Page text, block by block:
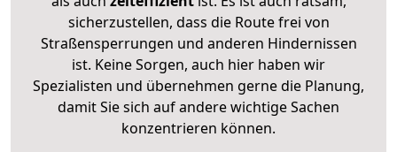
sicherzustellen, dass die Route frei von
Straßensperrungen und anderen Hindernissen
ist. Keine Sorgen, auch hier haben wir
Spezialisten und übernehmen gerne die Planung,
damit Sie sich auf andere wichtige Sachen
konzentrieren können.